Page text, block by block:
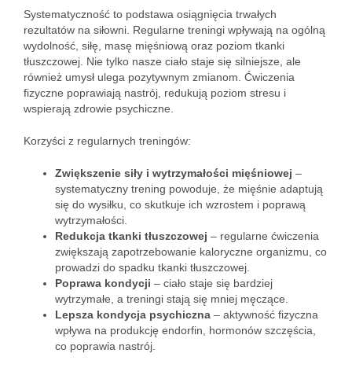
Systematyczność to podstawa osiągnięcia trwałych
rezultatów na siłowni. Regularne treningi wpływają na ogólną
wydolność, siłę, masę mięśniową oraz poziom tkanki
tłuszczowej. Nie tylko nasze ciało staje się silniejsze, ale
również umysł ulega pozytywnym zmianom. Ćwiczenia
fizyczne poprawiają nastrój, redukują poziom stresu i
wspierają zdrowie psychiczne.
Korzyści z regularnych treningów:
Zwiększenie siły i wytrzymałości mięśniowej –
systematyczny trening powoduje, że mięśnie adaptują
się do wysiłku, co skutkuje ich wzrostem i poprawą
wytrzymałości.
Redukcja tkanki tłuszczowej – regularne ćwiczenia
zwiększają zapotrzebowanie kaloryczne organizmu, co
prowadzi do spadku tkanki tłuszczowej.
Poprawa kondycji – ciało staje się bardziej
wytrzymałe, a treningi stają się mniej męczące.
Lepsza kondycja psychiczna – aktywność fizyczna
wpływa na produkcję endorfin, hormonów szczęścia,
co poprawia nastrój.